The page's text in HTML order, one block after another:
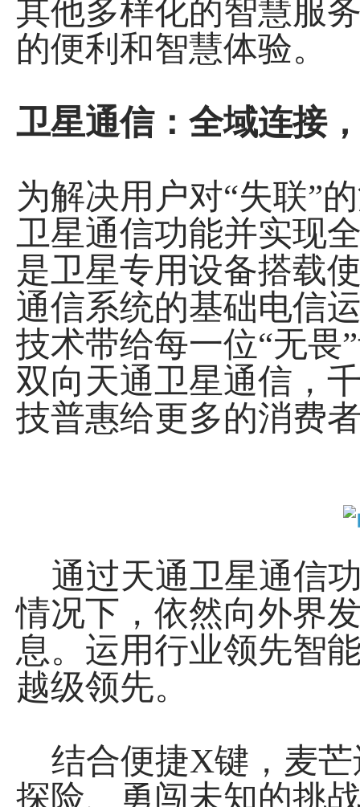
其他多样化的智慧服
的便利和智慧体验。
卫星通信：全域连接
为解决用户对“失联”
卫星通信功能并实现
是卫星专用设备搭载
通信系统的基础电信
技术带给每一位“无畏
双向天通卫星通信，
技普惠给更多的消费
通过天通卫星通信
情况下，依然向外界
息。运用行业领先智
越级领先。
结合便捷X键，麦芒
探险、勇闯未知的挑